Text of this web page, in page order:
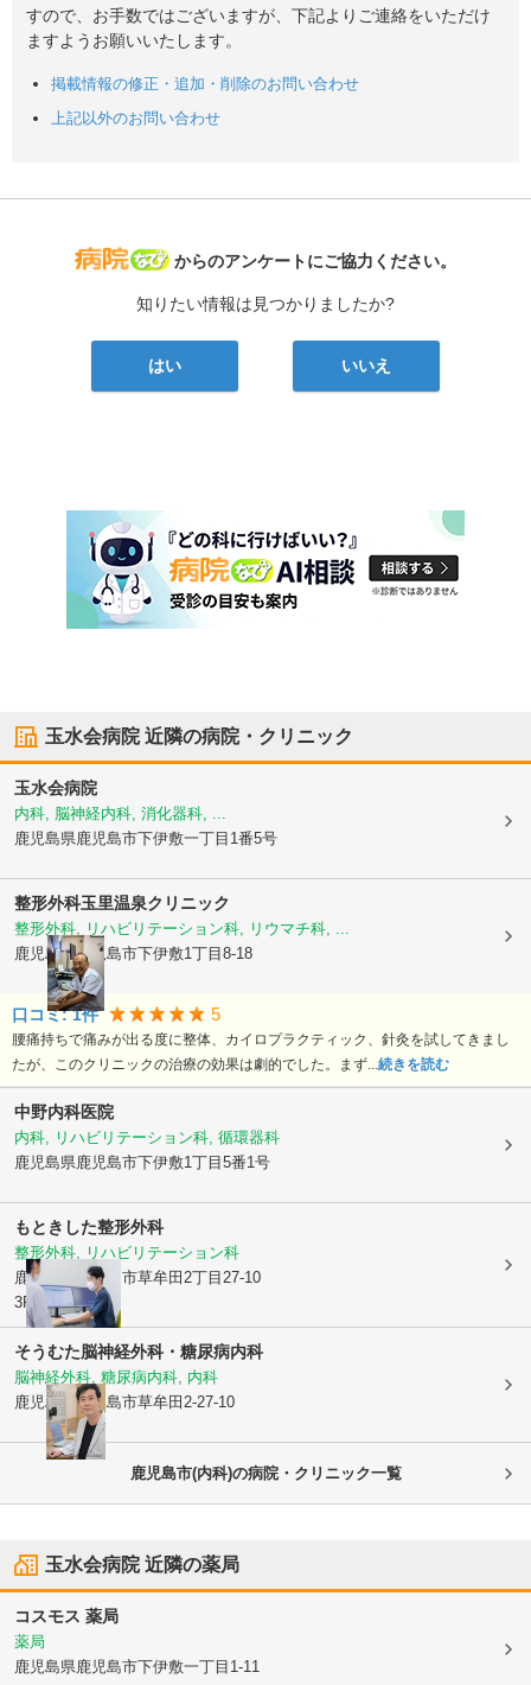
すので、お手数ではございますが、下記よりご連絡をいただけ
ますようお願いいたします。
掲載情報の修正・追加・削除のお問い合わせ
上記以外のお問い合わせ
病院なび
からのアンケートにご協力ください。
知りたい情報は見つかりましたか?
はい いいえ
玉水会病院近隣の病院・クリニック
玉水会病院
内科, 脳神経内科, 消化器科, ...
鹿児島県鹿児島市下伊敷一丁目1番5号
整形外科玉里温泉クリニック
整形外科, リハビリテーション科, リウマチ科, ...
鹿児島県鹿児島市下伊敷1丁目8-18
口コミ:1件 5
腰痛持ちで痛みが出る度に整体、カイロプラクティック、針灸を試してきまし
たが、このクリニックの治療の効果は劇的でした。まず... 続きを読む
中野内科医院
内科, リハビリテーション科, 循環器科
鹿児島県鹿児島市下伊敷1丁目5番1号
もときした整形外科
整形外科, リハビリテーション科
鹿児島県鹿児島市草牟田2丁目27-10
3F
そうむた脳神経外科・糖尿病内科
脳神経外科, 糖尿病内科, 内科
鹿児島県鹿児島市草牟田2-27-10
鹿児島市(内科)の病院・クリニック一覧
玉水会病院近隣の薬局
コスモス 薬局
薬局
鹿児島県鹿児島市下伊敷一丁目1-11